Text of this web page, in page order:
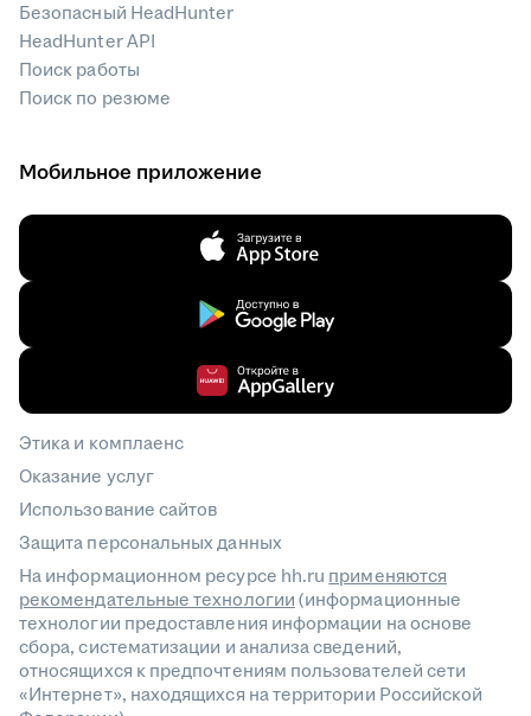
Безопасный HeadHunter
HeadHunter API
Поиск работы
Поиск по резюме
Мобильное приложение
Этика и комплаенс
Оказание услуг
Использование сайтов
Защита персональных данных
На информационном ресурсе hh.ru применяются
рекомендательные технологии(информационные
технологии предоставления информации на основе
сбора, систематизации и анализа сведений,
относящихся к предпочтениям пользователей сети
«Интернет», находящихся на территории Российской